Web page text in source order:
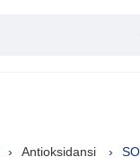
Antioksidansi